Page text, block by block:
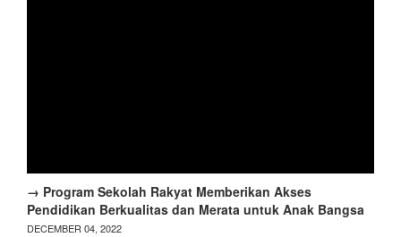
→ Program Sekolah Rakyat Memberikan Akses
Pendidikan Berkualitas dan Merata untuk Anak Bangsa
DECEMBER 04, 2022